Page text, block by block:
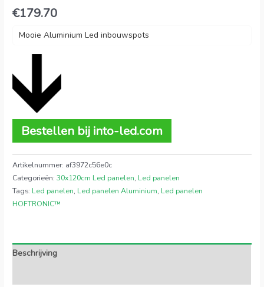
€179.70
Mooie Aluminium Led inbouwspots
Bestellen bij into-led.com
Artikelnummer: af3972c56e0c
Categorieën:30x120cm Led panelen, Led panelen
Tags: Led panelen, Led panelen Aluminium, Led panelen
HOFTRONIC™
Beschrijving